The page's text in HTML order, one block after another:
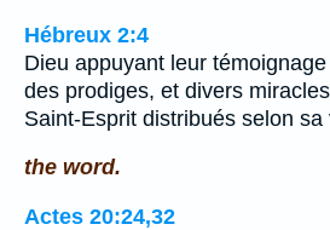
Hébreux 2:4
Dieu appuyant leur
des prodiges, et divers
Saint-Esprit distribués selon sa
the word.
Actes 20:24,32